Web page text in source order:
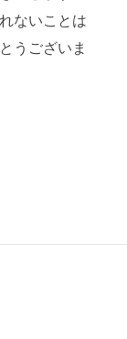
ないことは
うございま